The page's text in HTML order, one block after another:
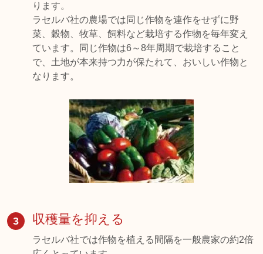
ります。
ラセルバ社の農場では同じ作物を連作をせずに野
菜、穀物、牧草、飼料など栽培する作物を毎年変え
ています。同じ作物は6～8年周期で栽培すること
で、土地が本来持つ力が保たれて、おいしい作物と
なります。
3 収穫量を抑える
ラセルバ社では作物を植える間隔を一般農家の約2倍